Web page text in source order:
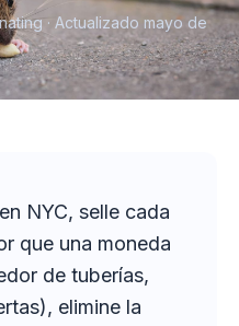
· Actualizado mayo de
NYC, selle cada
que una moneda
de tuberías,
elimine la